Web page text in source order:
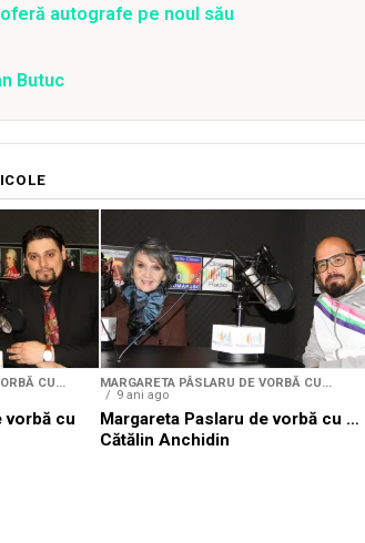
autografe pe noul său
Butuc
CU...
vorbă cu
MARGARETA PÂSLARU DE VORBĂ CU...
9 ani ago
Margareta Paslaru de vorbă cu …
Cătălin Anchidin